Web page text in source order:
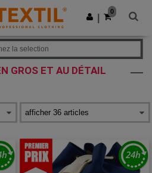
!
Obtenir l'appli
0
GROS ET AU DÉTAIL
la selection